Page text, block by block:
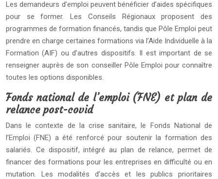
Les demandeurs d’emploi peuvent bénéficier d’aides spécifiques
pour se former. Les Conseils Régionaux proposent des
programmes de formation financés, tandis que Pôle Emploi peut
prendre en charge certaines formations via l’Aide Individuelle à la
Formation (AIF) ou d’autres dispositifs. Il est important de se
renseigner auprès de son conseiller Pôle Emploi pour connaître
toutes les options disponibles.
Fonds national de l’emploi (FNE) et plan de
relance post-covid
Dans le contexte de la crise sanitaire, le Fonds National de
l’Emploi (FNE) a été renforcé pour soutenir la formation des
salariés. Ce dispositif, intégré au plan de relance, permet de
financer des formations pour les entreprises en difficulté ou en
mutation. Les modalités d’accès et les publics prioritaires